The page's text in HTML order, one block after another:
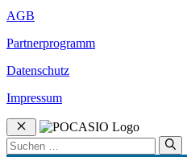
AGB
Partnerprogramm
Datenschutz
Impressum
Schließen
Suchen